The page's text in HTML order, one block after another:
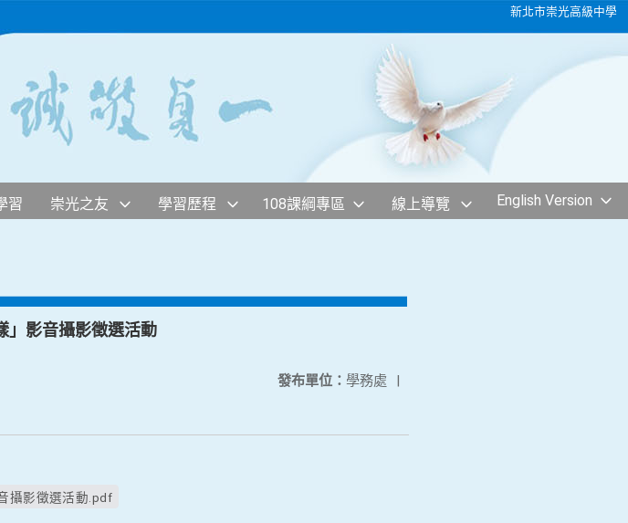
新北市崇光高級中學
習 崇光之友 學習歷程 108課綱專區 線上導覽 English Version
」影音攝影徵選活動
發布單位： 學務處 |
攝影徵選活動.pdf